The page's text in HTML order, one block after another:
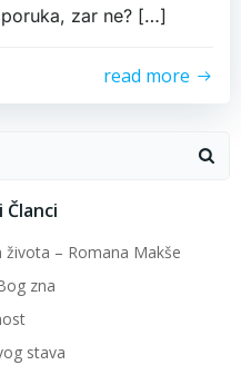
zar ne? […]
read more
– Romana Makše
zna
stava